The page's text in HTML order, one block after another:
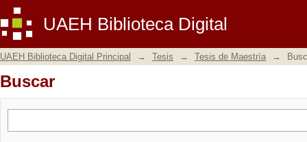
UAEH Biblioteca Digital
Buscar
UAEH Biblioteca Digital Principal → Tesis → Tesis de Maestría →
Buscar